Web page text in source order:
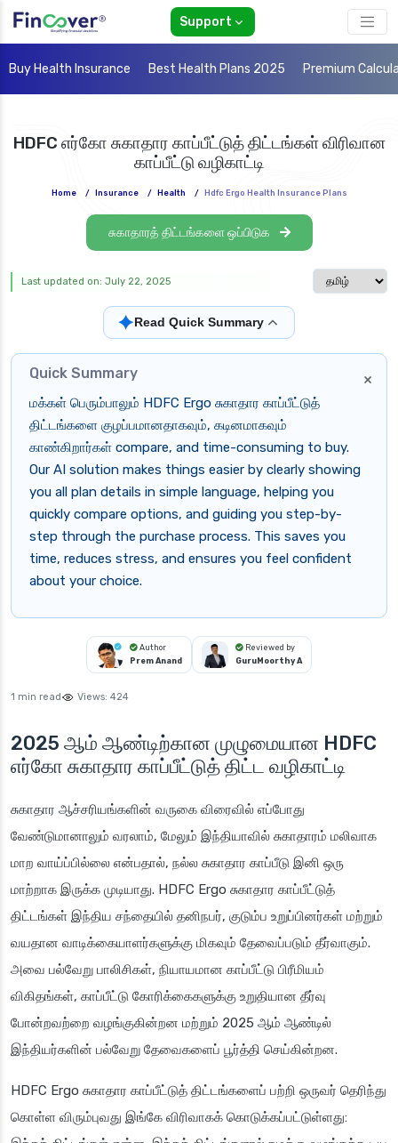
Support
Buy Health Insurance Best Health Plans 2025 Premium
HDFC எர்கோ சுகாதார காப்பீட்டுத் திட்டங்கள் விரிவான
காப்பீட்டு வழிகாட்டி
Home / Insurance / Health / Hdfc Ergo Health Insurance Plans
சுகாதாரத் திட்டங்களை ஒப்பிடுக
Select
Last updated on: July 22, 2025
✦Read Quick Summary
×
Quick Summary
மக்கள் பெரும்பாலும் HDFC Ergo சுகாதார காப்பீட்டுத்
திட்டங்களை குழப்பமானதாகவும், கடினமாகவும்
காண்கிறார்கள் compare, and time-consuming to buy.
Our AI solution makes things easier by clearly showing
you all plan details in simple language, helping you
quickly compare options, and guiding you step-by-
step through the purchase process. This saves you
time, reduces stress, and ensures you feel confident
about your choice.
Author
Prem Anand
Reviewed by
GuruMoorthy A
1 min read Views: 424
2025 ஆம் ஆண்டிற்கான முழுமையான HDFC
எர்கோ சுகாதார காப்பீட்டுத் திட்ட வழிகாட்டி
சுகாதார ஆச்சரியங்களின் வருகை விரைவில் எப்போது
வேண்டுமானாலும் வரலாம், மேலும் இந்தியாவில் சுகாதாரம் மலிவாக
மாற வாய்ப்பில்லை என்பதால், நல்ல சுகாதார காப்பீடு இனி ஒரு
மாற்றாக இருக்க முடியாது. HDFC Ergo சுகாதார காப்பீட்டுத்
திட்டங்கள் இந்திய சந்தையில் தனிநபர், குடும்ப உறுப்பினர்கள் மற்றும்
வயதான வாடிக்கையாளர்களுக்கு மிகவும் தேவைப்படும் தீர்வாகும்.
அவை பல்வேறு பாலிசிகள், நியாயமான காப்பீட்டு பிரீமியம்
விகிதங்கள், காப்பீட்டு கோரிக்கைகளுக்கு உறுதியான தீர்வு
போன்றவற்றை வழங்குகின்றன மற்றும் 2025 ஆம் ஆண்டில்
இந்தியர்களின் பல்வேறு தேவைகளைப் பூர்த்தி செய்கின்றன.
HDFC Ergo சுகாதார காப்பீட்டுத் திட்டங்களைப் பற்றி ஒருவர் தெரிந்து
கொள்ள விரும்புவது இங்கே விரிவாகக் கொடுக்கப்பட்டுள்ளது: